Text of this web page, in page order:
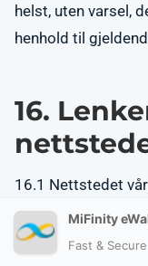
helst, uten varsel,
henhold til
16.
16.1 Nettstedet
nettsteder. Denne
dette nettstedet og
MiFinity
Fast & Secure